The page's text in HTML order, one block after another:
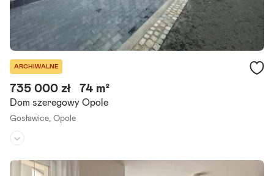
ARCHIWALNE
Dom szeregowy Opole
Gosławice, Opole
735 000 zł 74 m²
Liczba pokoi: